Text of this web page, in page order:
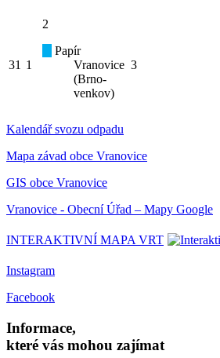
31 1
2
Papír
Vranovice
(Brno-
venkov)
3
Kalendář svozu odpadu
Mapa závad obce Vranovice
GIS obce Vranovice
Vranovice - Obecní Úřad – Mapy Google
INTERAKTIVNÍ MAPA VRT
Instagram
Facebook
Informace,
které vás mohou zajímat